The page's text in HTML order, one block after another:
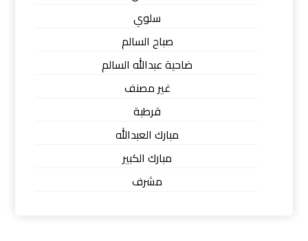
سلوي
صباح السالم
ضاحية عبدالله السالم
غير مصنف
قرطبة
مبارك العبدالله
مبارك الكبير
مشرف